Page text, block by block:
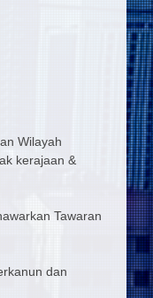
Wilayah
kerajaan &
Tawaran
dan